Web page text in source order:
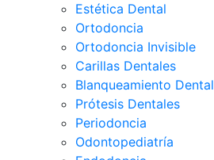
Estética Dental
Ortodoncia
Ortodoncia Invisible
Carillas Dentales
Blanqueamiento Dental
Prótesis Dentales
Periodoncia
Odontopediatría